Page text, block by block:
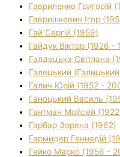
Гавриленко Григорій
Гавришкевич Ігор
Гай Сергій (1959)
Гайдук Віктор (1926 -
Галдецька Світлана
Галецький
Галич Юрій (1952 -
Ганоцький Василь
Гантман Мойсей
Гарбар Зоряна (1962)
Гармидер Геннадій
Гейко Марко (1956 -